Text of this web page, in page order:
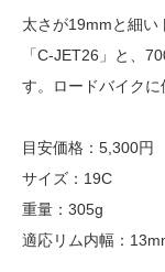
太さが19mmと細い
「C-JET26」と、
す。ロードバイクに
目安価格：5,300円
サイズ：19C
重量：305g
適応リム内幅：